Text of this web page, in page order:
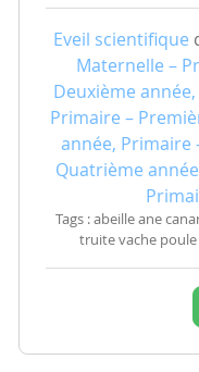
Eveil scientifique
Maternelle –
Deuxième
Primaire –
année, Primaire
Quatrième
Tags : abeille ane
truite vache